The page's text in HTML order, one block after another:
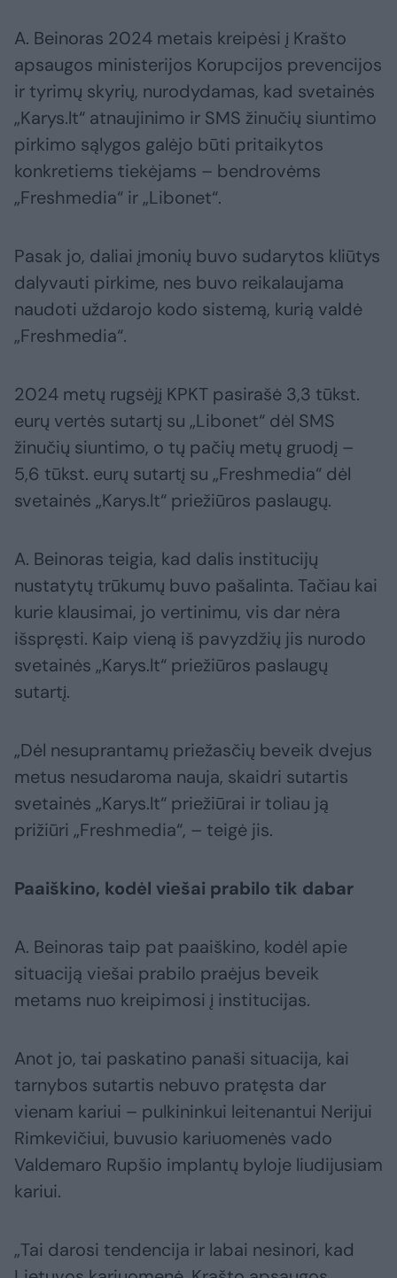
A. Beinoras 2024 metais kreipėsi į Krašto
apsaugos ministerijos Korupcijos prevencijos
ir tyrimų skyrių, nurodydamas, kad svetainės
„Karys.lt“ atnaujinimo ir SMS žinučių siuntimo
pirkimo sąlygos galėjo būti pritaikytos
konkretiems tiekėjams – bendrovėms
„Freshmedia“ ir „Libonet“.
Pasak jo, daliai įmonių buvo sudarytos kliūtys
dalyvauti pirkime, nes buvo reikalaujama
naudoti uždarojo kodo sistemą, kurią valdė
„Freshmedia“.
2024 metų rugsėjį KPKT pasirašė 3,3 tūkst.
eurų vertės sutartį su „Libonet“ dėl SMS
žinučių siuntimo, o tų pačių metų gruodį –
5,6 tūkst. eurų sutartį su „Freshmedia“ dėl
svetainės „Karys.lt“ priežiūros paslaugų.
A. Beinoras teigia, kad dalis institucijų
nustatytų trūkumų buvo pašalinta. Tačiau kai
kurie klausimai, jo vertinimu, vis dar nėra
išspręsti. Kaip vieną iš pavyzdžių jis nurodo
svetainės „Karys.lt“ priežiūros paslaugų
sutartį.
„Dėl nesuprantamų priežasčių beveik dvejus
metus nesudaroma nauja, skaidri sutartis
svetainės „Karys.lt“ priežiūrai ir toliau ją
prižiūri „Freshmedia“, – teigė jis.
Paaiškino, kodėl viešai prabilo tik dabar
A. Beinoras taip pat paaiškino, kodėl apie
situaciją viešai prabilo praėjus beveik
metams nuo kreipimosi į institucijas.
Anot jo, tai paskatino panaši situacija, kai
tarnybos sutartis nebuvo pratęsta dar
vienam kariui – pulkininkui leitenantui Nerijui
Rimkevičiui, buvusio kariuomenės vado
Valdemaro Rupšio implantų byloje liudijusiam
kariui.
„Tai darosi tendencija ir labai nesinori, kad